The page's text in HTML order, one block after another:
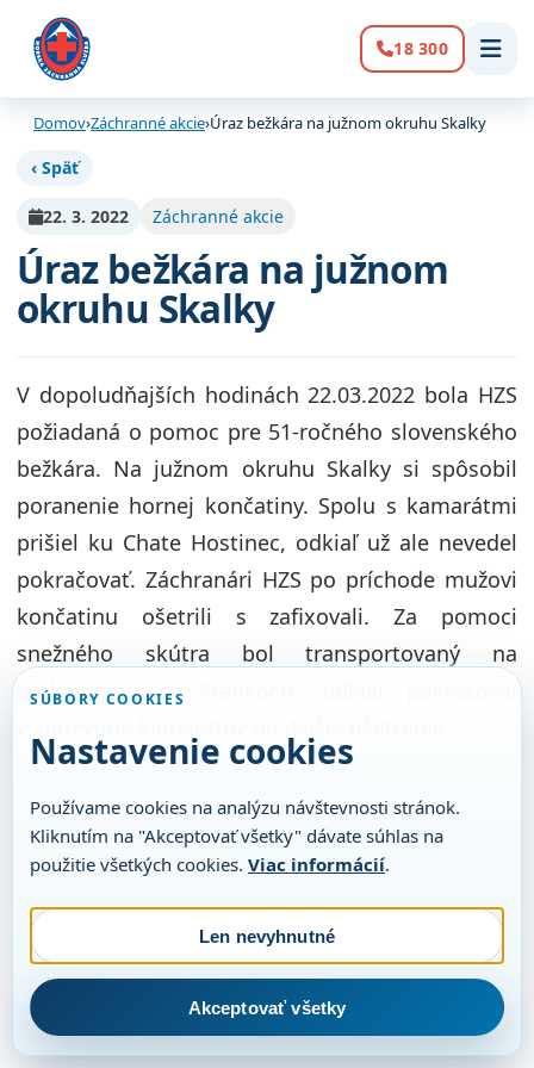
Volanie:
18 300
Domov›Záchranné akcie›Úraz bežkára na južnom okruhu Skalky
‹ Späť
22. 3. 2022 Záchranné akcie
Úraz bežkára na južnom
okruhu Skalky
V dopoludňajších hodinách 22.03.2022 bola HZS
požiadaná o pomoc pre 51-ročného slovenského
bežkára. Na južnom okruhu Skalky si spôsobil
poranenie hornej končatiny. Spolu s kamarátmi
prišiel ku Chate Hostinec, odkiaľ už ale nevedel
pokračovať. Záchranári HZS po príchode mužovi
končatinu ošetrili s zafixovali. Za pomoci
snežného skútra bol transportovaný na
parkovisko na Králikoch, odkiaľ pokračoval
SÚBORY COOKIES
Nastavenie cookies
Používame cookies na analýzu návštevnosti stránok.
Kliknutím na "Akceptovať všetky" dávate súhlas na
použitie všetkých cookies. Viac informácií.
Len nevyhnutné
Akceptovať všetky